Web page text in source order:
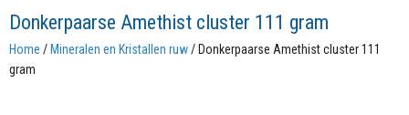
Donkerpaarse Amethist cluster 111 gram
Home / Mineralen en Kristallen ruw/ Donkerpaarse Amethist cluster 111
gram